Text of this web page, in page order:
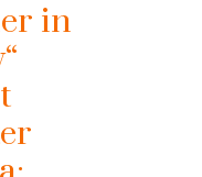
in